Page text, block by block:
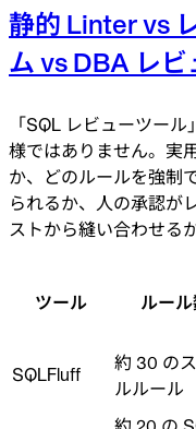
静的 Linter vs
ム vs DBA レビ
「SQL レビューツー
様ではありません。実
か、どのルールを強制
られるか、人の承認が
ストから縫い合わせる
ツール ルー
SQLFluff
約 30 の
ルルール